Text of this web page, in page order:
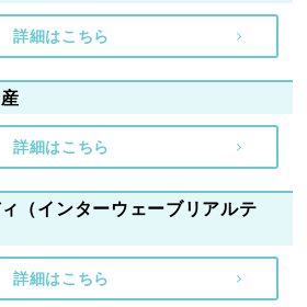
詳細はこちら
詳細はこちら
（インターウェーブリアルテ
詳細はこちら